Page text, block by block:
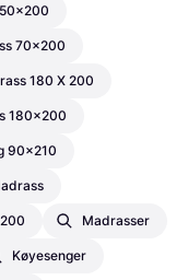
70x200
180 X 200
180x200
90x210
Madrasser
Køyesenger